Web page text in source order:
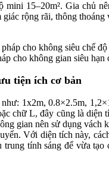
mini 15–20m². Gia chủ
rộng rãi, thông
cho không gian siêu hạn
tiện ích cơ bản
1x2m, 0.8×2.5m,
chữ L, đây cũng là diện
gian nên sử dụng vách
Với diện tích này,
tính sáng để vừa